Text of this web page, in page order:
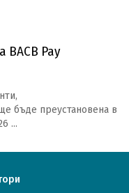
BACB Pay
бъде преустановена в
...